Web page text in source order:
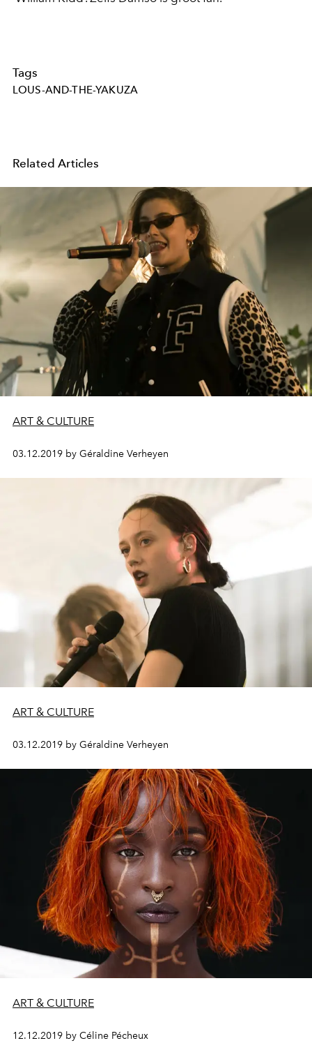
Tags
LOUS-AND-THE-YAKUZA
Related Articles
ART & CULTURE
03.12.2019 by Géraldine Verheyen
ART & CULTURE
03.12.2019 by Géraldine Verheyen
ART & CULTURE
12.12.2019 by Céline Pécheux